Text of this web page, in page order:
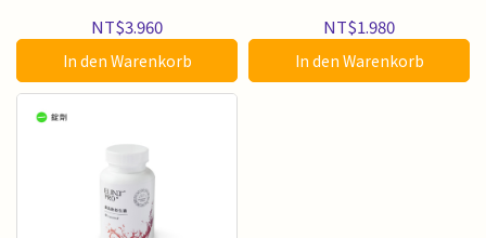
NT$3.960
In den Warenkorb
NT$1.980
In den Warenkorb